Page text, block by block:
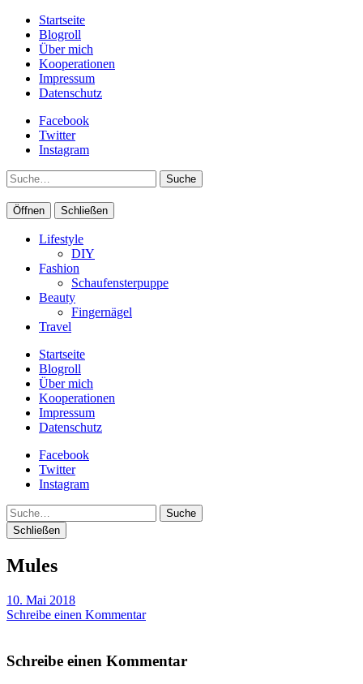
Startseite
Blogroll
Über mich
Kooperationen
Impressum
Datenschutz
Facebook
Twitter
Instagram
Suche
Öffnen Schließen
Lifestyle
DIY
Fashion
Schaufensterpuppe
Beauty
Fingernägel
Travel
Startseite
Blogroll
Über mich
Kooperationen
Impressum
Datenschutz
Facebook
Twitter
Instagram
Suche
Schließen
Mules
10. Mai 2018
Schreibe einen Kommentar
Schreibe einen Kommentar